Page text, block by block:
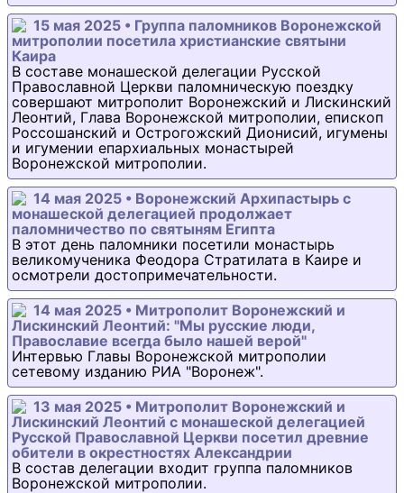
15 мая 2025 • Группа паломников Воронежской
митрополии посетила христианские святыни
Каира
В составе монашеской делегации Русской
Православной Церкви паломническую поездку
совершают митрополит Воронежский и Лискинский
Леонтий, Глава Воронежской митрополии, епископ
Россошанский и Острогожский Дионисий, игумены
и игумении епархиальных монастырей
Воронежской митрополии.
14 мая 2025 • Воронежский Архипастырь с
монашеской делегацией продолжает
паломничество по святыням Египта
В этот день паломники посетили монастырь
великомученика Феодора Стратилата в Каире и
осмотрели достопримечательности.
14 мая 2025 • Митрополит Воронежский и
Лискинский Леонтий: "Мы русские люди,
Православие всегда было нашей верой"
Интервью Главы Воронежской митрополии
сетевому изданию РИА "Воронеж".
13 мая 2025 • Митрополит Воронежский и
Лискинский Леонтий с монашеской делегацией
Русской Православной Церкви посетил древние
обители в окрестностях Александрии
В состав делегации входит группа паломников
Воронежской митрополии.